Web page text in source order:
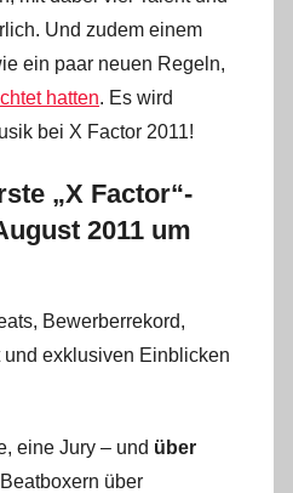
Und zudem einem
ein paar neuen Regeln,
hatten. Es wird
bei X Factor 2011!
„X Factor“-
2011 um
Bewerberrekord,
und exklusiven Einblicken
eine Jury – und über
über